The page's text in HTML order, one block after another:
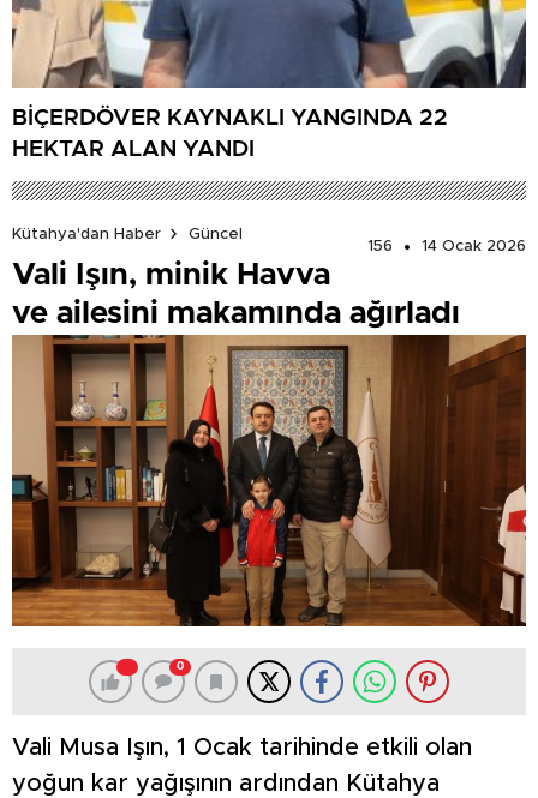
BİÇERDÖVER KAYNAKLI YANGINDA 22
HEKTAR ALAN YANDI
Kütahya'dan Haber
Güncel
156
14 Ocak 2026
Vali Işın, minik Havva
ve ailesini makamında ağırladı
0
Vali Musa Işın, 1 Ocak tarihinde etkili olan
yoğun kar yağışının ardından Kütahya